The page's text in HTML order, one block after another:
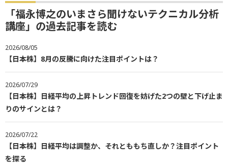
「福永博之のいまさら聞けないテクニカル分析
講座」の過去記事を読む
2026/08/05
【日本株】8月の反騰に向けた注目ポイントは？
2026/07/29
【日本株】日経平均の上昇トレンド回復を妨げた2つの壁と下げ止ま
りのサインとは？
2026/07/22
【日本株】日経平均は調整か、それとももち直しか？注目ポイント
を探る